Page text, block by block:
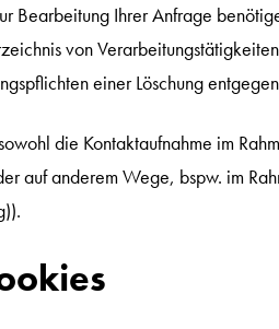
Bearbeitung Ihrer Anfrage
von
einer Löschung
die Kontaktaufnahme im
auf anderem Wege, bspw. im